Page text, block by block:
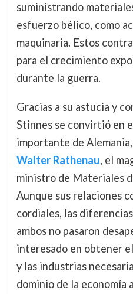
suministrando
esfuerzo bélico, como
maquinaria. Estos
para el crecimiento
durante la guerra.
Gracias a su astucia y
Stinnes se convirtió en
importante de
Walter Rathenau, el
ministro de Materiales
Aunque sus relaciones
cordiales, las
ambos no pasaron
interesado en obtener
y las industrias
dominio de la economía